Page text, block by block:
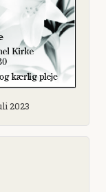
2023